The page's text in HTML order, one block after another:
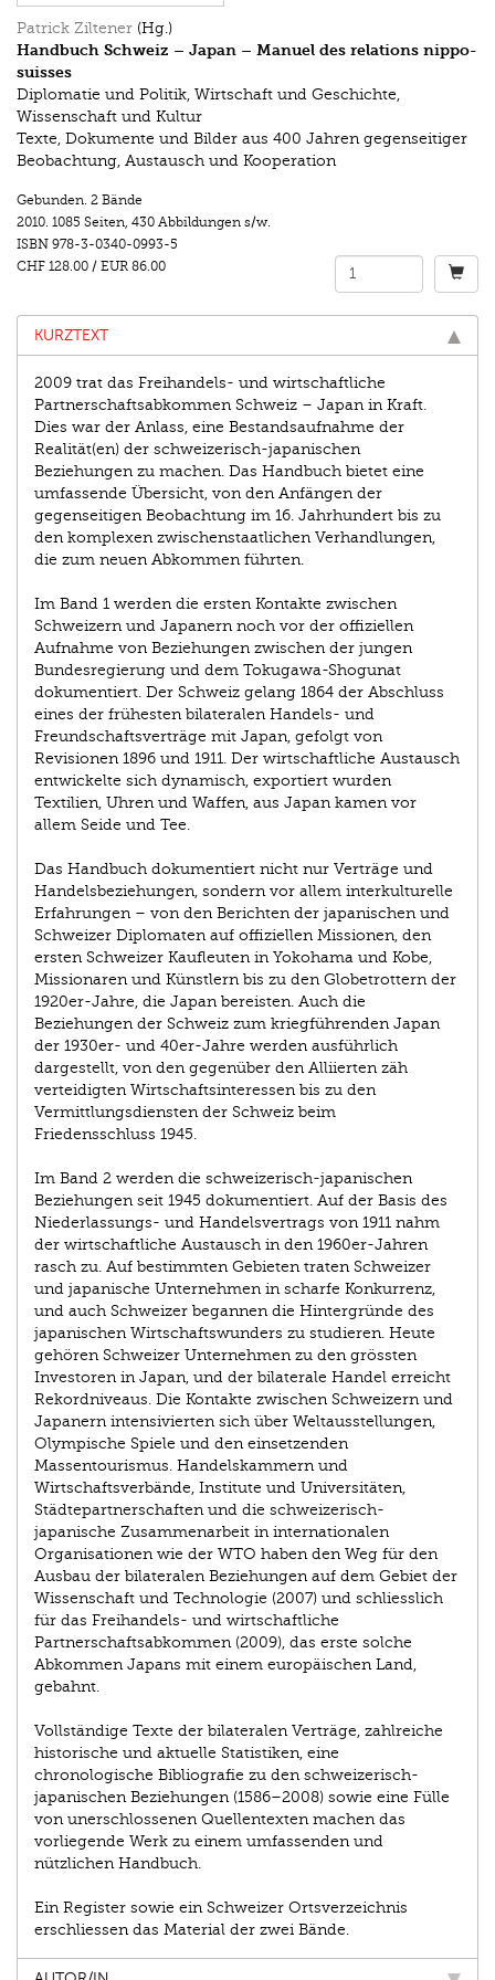
Patrick Ziltener (Hg.)
Handbuch Schweiz – Japan – Manuel des relations nippo-
suisses
Diplomatie und Politik, Wirtschaft und Geschichte,
Wissenschaft und Kultur
Texte, Dokumente und Bilder aus 400 Jahren gegenseitiger
Beobachtung, Austausch und Kooperation
Gebunden. 2 Bände
2010. 1085 Seiten, 430 Abbildungen s/w.
ISBN 978-3-0340-0993-5
CHF 128.00 / EUR 86.00
KURZTEXT
2009 trat das Freihandels- und wirtschaftliche
Partnerschaftsabkommen Schweiz – Japan in Kraft.
Dies war der Anlass, eine Bestandsaufnahme der
Realität(en) der schweizerisch-japanischen
Beziehungen zu machen. Das Handbuch bietet eine
umfassende Übersicht, von den Anfängen der
gegenseitigen Beobachtung im 16. Jahrhundert bis zu
den komplexen zwischenstaatlichen Verhandlungen,
die zum neuen Abkommen führten.
Im Band 1 werden die ersten Kontakte zwischen
Schweizern und Japanern noch vor der offiziellen
Aufnahme von Beziehungen zwischen der jungen
Bundesregierung und dem Tokugawa-Shogunat
dokumentiert. Der Schweiz gelang 1864 der Abschluss
eines der frühesten bilateralen Handels- und
Freundschaftsverträge mit Japan, gefolgt von
Revisionen 1896 und 1911. Der wirtschaftliche Austausch
entwickelte sich dynamisch, exportiert wurden
Textilien, Uhren und Waffen, aus Japan kamen vor
allem Seide und Tee.
Das Handbuch dokumentiert nicht nur Verträge und
Handelsbeziehungen, sondern vor allem interkulturelle
Erfahrungen – von den Berichten der japanischen und
Schweizer Diplomaten auf offiziellen Missionen, den
ersten Schweizer Kaufleuten in Yokohama und Kobe,
Missionaren und Künstlern bis zu den Globetrottern der
1920er-Jahre, die Japan bereisten. Auch die
Beziehungen der Schweiz zum kriegführenden Japan
der 1930er- und 40er-Jahre werden ausführlich
dargestellt, von den gegenüber den Alliierten zäh
verteidigten Wirtschaftsinteressen bis zu den
Vermittlungsdiensten der Schweiz beim
Friedensschluss 1945.
Im Band 2 werden die schweizerisch-japanischen
Beziehungen seit 1945 dokumentiert. Auf der Basis des
Niederlassungs- und Handelsvertrags von 1911 nahm
der wirtschaftliche Austausch in den 1960er-Jahren
rasch zu. Auf bestimmten Gebieten traten Schweizer
und japanische Unternehmen in scharfe Konkurrenz,
und auch Schweizer begannen die Hintergründe des
japanischen Wirtschaftswunders zu studieren. Heute
gehören Schweizer Unternehmen zu den grössten
Investoren in Japan, und der bilaterale Handel erreicht
Rekordniveaus. Die Kontakte zwischen Schweizern und
Japanern intensivierten sich über Weltausstellungen,
Olympische Spiele und den einsetzenden
Massentourismus. Handelskammern und
Wirtschaftsverbände, Institute und Universitäten,
Städtepartnerschaften und die schweizerisch-
japanische Zusammenarbeit in internationalen
Organisationen wie der WTO haben den Weg für den
Ausbau der bilateralen Beziehungen auf dem Gebiet der
Wissenschaft und Technologie (2007) und schliesslich
für das Freihandels- und wirtschaftliche
Partnerschaftsabkommen (2009), das erste solche
Abkommen Japans mit einem europäischen Land,
gebahnt.
Vollständige Texte der bilateralen Verträge, zahlreiche
historische und aktuelle Statistiken, eine
chronologische Bibliografie zu den schweizerisch-
japanischen Beziehungen (1586–2008) sowie eine Fülle
von unerschlossenen Quellentexten machen das
vorliegende Werk zu einem umfassenden und
nützlichen Handbuch.
Ein Register sowie ein Schweizer Ortsverzeichnis
erschliessen das Material der zwei Bände.